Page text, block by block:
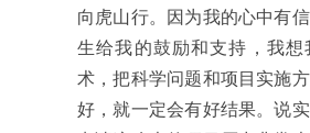
向虎山行。因为我的心中有
生给我的鼓励和支持， 我想
术，把科学问题和项目实施
好，就一定会有好结果。说